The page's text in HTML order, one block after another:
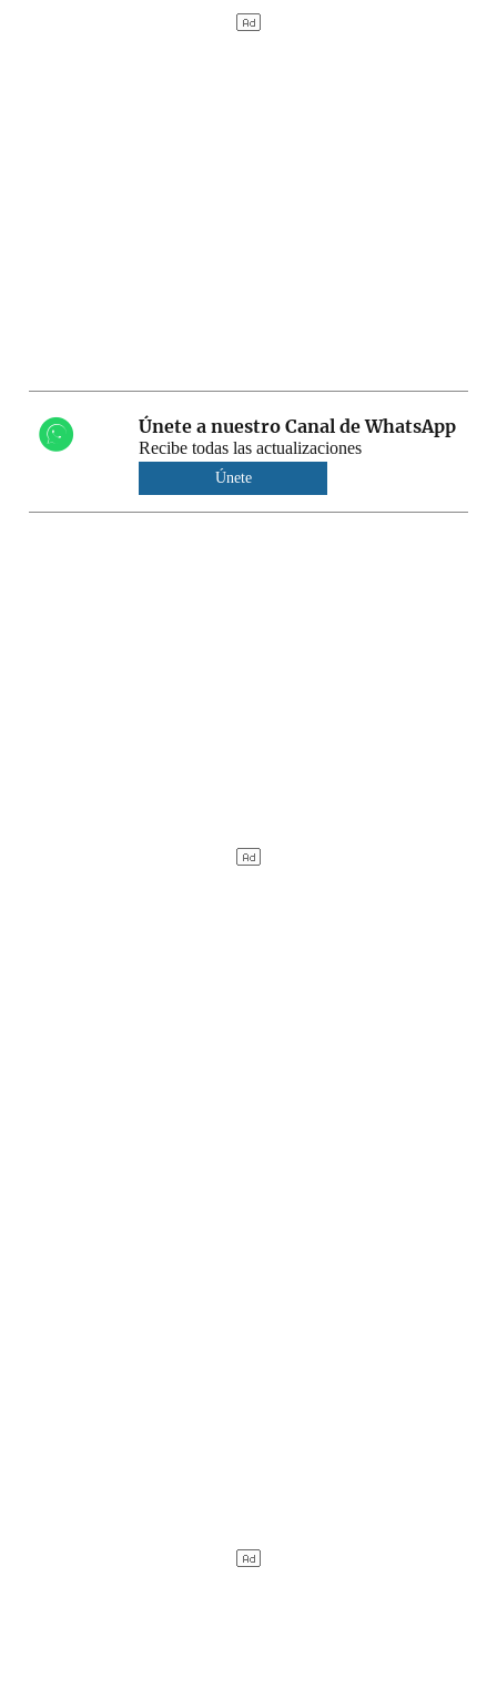
Únete a nuestro Canal de WhatsApp
Recibe todas las actualizaciones
Únete